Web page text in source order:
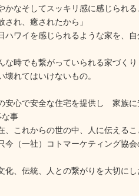
かなそしてスッキリ感に感じられる
れ、癒されたから」
ハワイを感じられるような家を、
な時でも繋がっていられる家づくり
れてはいけないもの。
安心で安全な住宅を提供し 家族
な事
、これからの世の中、人に伝える
今（一社）コトマーケティング協
化、伝統、人との繋がりを大切に